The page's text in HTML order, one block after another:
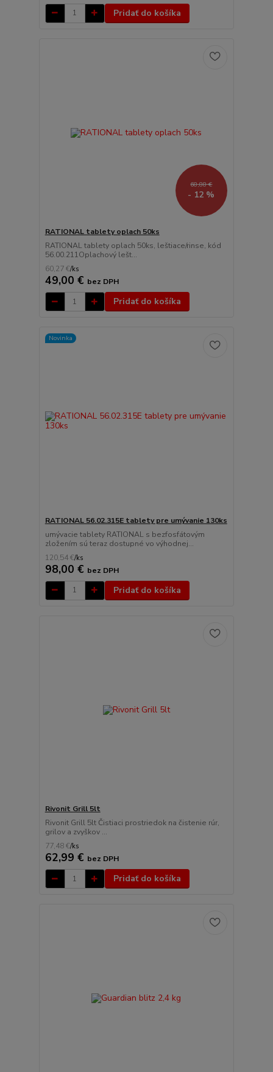
Pridať do košíka
68,88 €
- 12 %
RATIONAL tablety oplach 50ks
RATIONAL tablety oplach 50ks, leštiace/rinse, kód
56.00.211Oplachový lešt...
60,27 €/ks
49,00 € bez DPH
Pridať do košíka
Novinka
RATIONAL 56.02.315E tablety pre umývanie 130ks
umývacie tablety RATIONAL s bezfosfátovým
zložením sú teraz dostupné vo výhodnej...
120,54 €/ks
98,00 € bez DPH
Pridať do košíka
Rivonit Grill 5lt
Rivonit Grill 5lt Čistiaci prostriedok na čistenie rúr,
grilov a zvyškov ...
77,48 €/ks
62,99 € bez DPH
Pridať do košíka